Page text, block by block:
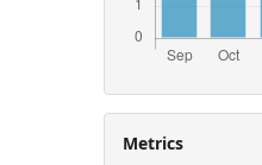
Metrics